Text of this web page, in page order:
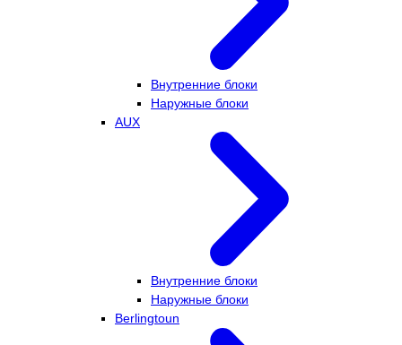
Внутренние блоки
Наружные блоки
AUX
Внутренние блоки
Наружные блоки
Berlingtoun